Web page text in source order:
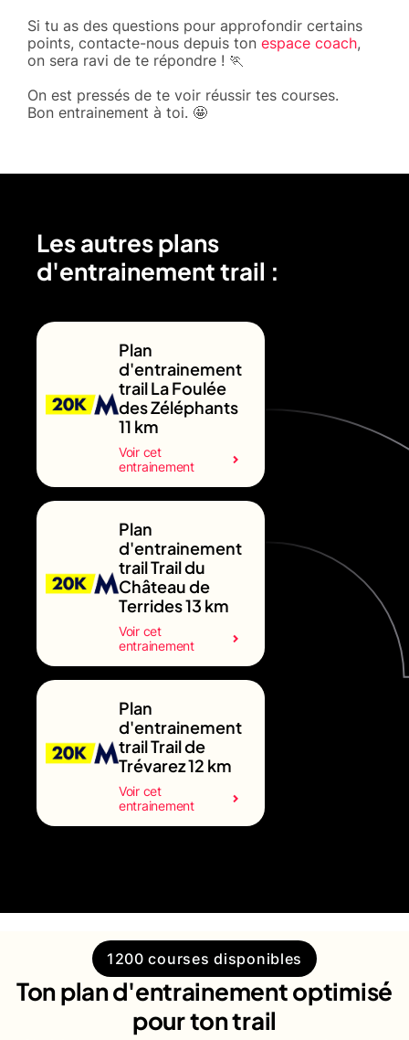
Si tu as des questions pour approfondir certains
points, contacte-nous depuis ton espace coach,
on sera ravi de te répondre ! 🏃
On est pressés de te voir réussir tes courses.
Bon entrainement à toi. 🤩
Les autres plans
d'entrainement trail :
Plan
d'entrainement
trail La Foulée
des Zéléphants
11 km
Voir cet
entrainement
Plan
d'entrainement
trail Trail du
Château de
Terrides 13 km
Voir cet
entrainement
Plan
d'entrainement
trail Trail de
Trévarez 12 km
Voir cet
entrainement
1200 courses disponibles
Ton plan d'entrainement optimisé
pour ton trail